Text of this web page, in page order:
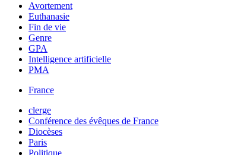
Avortement
Euthanasie
Fin de vie
Genre
GPA
Intelligence artificielle
PMA
France
clerge
Conférence des évêques de France
Diocèses
Paris
Politique